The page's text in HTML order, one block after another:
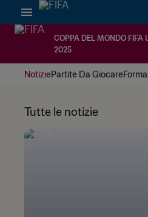
COPPA DEL MONDO FIFA
2025
NotiziePartite Da Giocare
Tutte le notizie